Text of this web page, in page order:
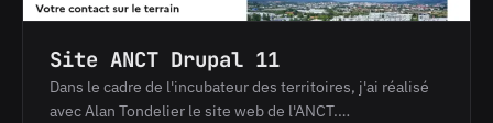
Site ANCT Drupal 11
Dans le cadre de l'incubateur des territoires, j'ai réalisé
avec Alan Tondelier le site web de l'ANCT.…